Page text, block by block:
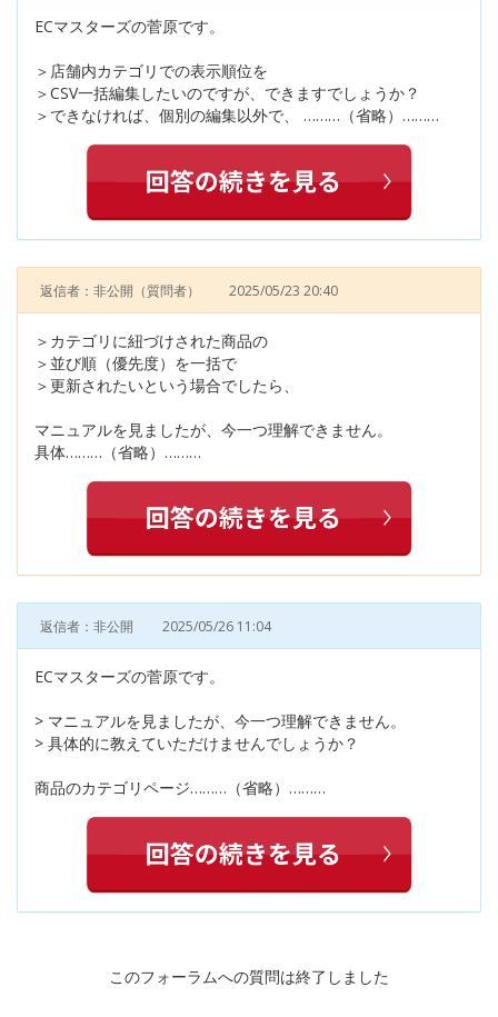
ECマスターズの菅原です。
＞店舗内カテゴリでの表示順位を
＞CSV一括編集したいのですが、できますでしょうか？
＞できなければ、個別の編集以外で、 ………（省略）………
返信者：非公開 （質問者） 2025/05/23 20:40
＞カテゴリに紐づけされた商品の
＞並び順（優先度）を一括で
＞更新されたいという場合でしたら、
マニュアルを見ましたが、今一つ理解できません。
具体………（省略）………
返信者：非公開 2025/05/26 11:04
ECマスターズの菅原です。
> マニュアルを見ましたが、今一つ理解できません。
> 具体的に教えていただけませんでしょうか？
商品のカテゴリページ………（省略）………
このフォーラムへの質問は終了しました